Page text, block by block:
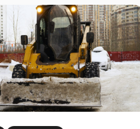
casa do proprietário
pertences do […]